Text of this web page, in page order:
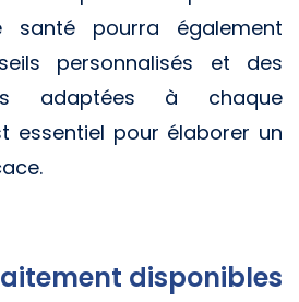
santé pourra également
personnalisés et des
adaptées à chaque
essentiel pour élaborer un
disponibles